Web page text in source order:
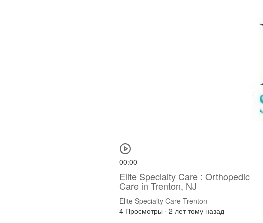
00:00
Elite Specialty Care : Orthopedic
Care in Trenton, NJ
Elite Specialty Care Trenton
4 Просмотры · 2 лет тому назад